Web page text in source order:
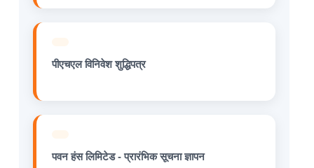
पीएचएल विनिवेश शुद्धिपत्र
पवन हंस लिमिटेड - प्रारंभिक सूचना ज्ञापन